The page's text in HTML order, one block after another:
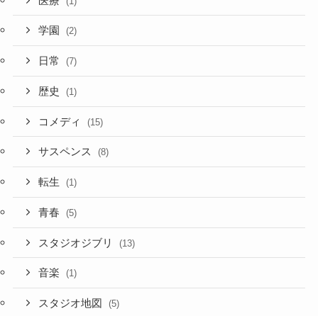
学園 (2)
日常 (7)
歴史 (1)
コメディ (15)
サスペンス (8)
転生 (1)
青春 (5)
スタジオジブリ (13)
音楽 (1)
スタジオ地図 (5)